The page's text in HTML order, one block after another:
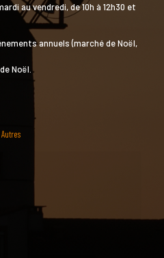
au vendredi, de 10h à 12h30 et
annuels (marché de Noël,
Noël.
Autres